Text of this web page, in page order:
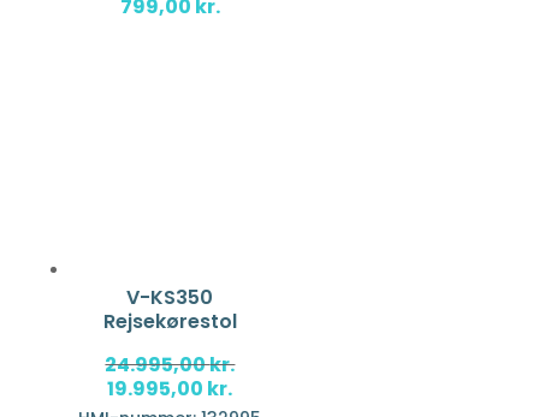
799,00 kr.
V-KS350
Rejsekørestol
24.995,00kr.
Den
19.995,00 kr.Den